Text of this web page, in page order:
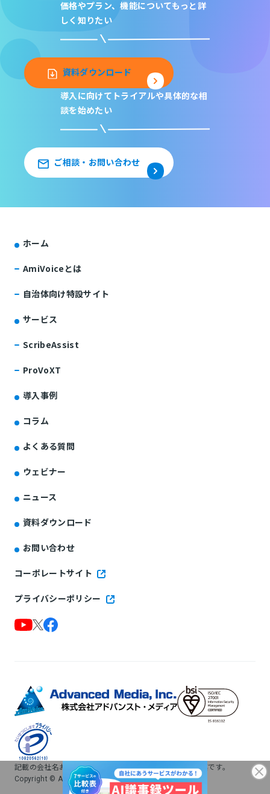
価格やプラン、機能についてもっと詳
しく知りたい
資料ダウンロード
導入に向けてトライアルや具体的な相
談を始めたい
ご相談・お問い合わせ
ホーム
AmiVoiceとは
自治体向け特設サイト
サービス
ScribeAssist
ProVoXT
導入事例
コラム
よくある質問
ウェビナー
ニュース
資料ダウンロード
お問い合わせ
コーポレートサイト
プライバシーポリシー
記載の会社名および製品名は、各社の登録商標および商標です。
Copyright © Advanced Media, Inc. All rights reserved.